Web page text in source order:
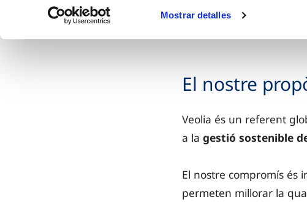
Mostrar detalles
El nostre
Veolia és un referent
a la gestió sostenible
El nostre compromís és
permeten millorar la